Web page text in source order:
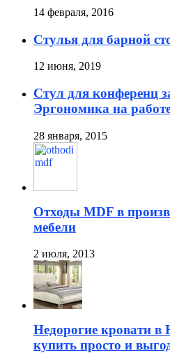
14 февраля, 2016
Стулья для барной
12 июня, 2019
Стул для конференц
Эргономика на
28 января, 2015
Отходы MDF в
мебели
2 июля, 2013
Недорогие кровати
купить просто и